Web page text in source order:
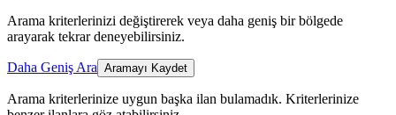
Arama kriterlerinizi değiştirerek veya daha geniş bir bölgede
arayarak tekrar deneyebilirsiniz.
Daha Geniş Ara Aramayı Kaydet
Arama kriterlerinize uygun başka ilan bulamadık. Kriterlerinize